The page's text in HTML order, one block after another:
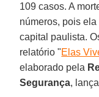
109 casos. A
números, pois
capital paulista.
relatório "Elas
elaborado pela
Segurança,